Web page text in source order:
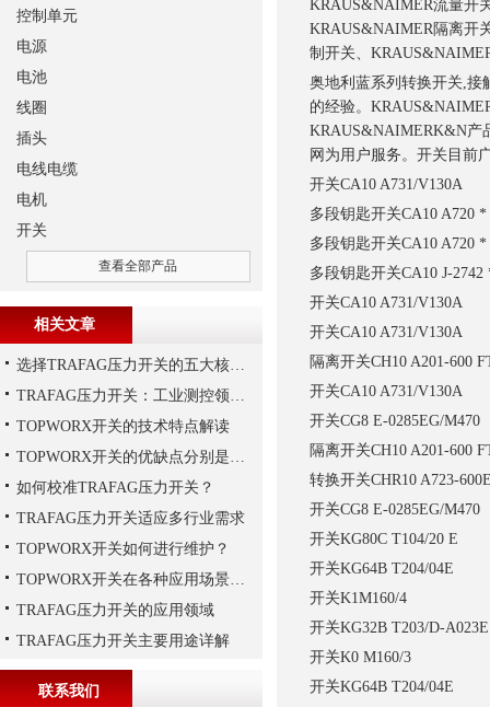
KRAUS&NAIMER流量开
KRAUS&NAIMER隔离开
制开关、
奥地利蓝系列转换开关,接
的经验。
KRAUS&NAIMERK&N产
网为用户服务。开关目前
开关CA10 A731/V130A
多段钥匙开关CA10 A720 *
多段钥匙开关CA10 A720 *
多段钥匙开关CA10 J-2742
开关CA10 A731/V130A
开关CA10 A731/V130A
隔离开关CH10 A201-600
开关CA10 A731/V130A
开关CG8 E-0285EG/M470
隔离开关CH10 A201-600
转换开关CHR10 A723-
开关CG8 E-0285EG/M470
开关KG80C T104/20 E
开关KG64B T204/04E
开关K1M160/4
开关KG32B T203/D-A023E
开关K0 M160/3
开关KG64B T204/04E
控制单元
电源
电池
线圈
插头
电线电缆
电机
开关
查看全部产品
相关文章
选择TRAFAG压力开关的五大核心理由
TRAFAG压力开关：工业测控领域的精密之选
TOPWORX开关的技术特点解读
TOPWORX开关的优缺点分别是什么？
如何校准TRAFAG压力开关？
TRAFAG压力开关适应多行业需求
TOPWORX开关如何进行维护？
TOPWORX开关在各种应用场景中的功能
TRAFAG压力开关的应用领域
TRAFAG压力开关主要用途详解
联系我们